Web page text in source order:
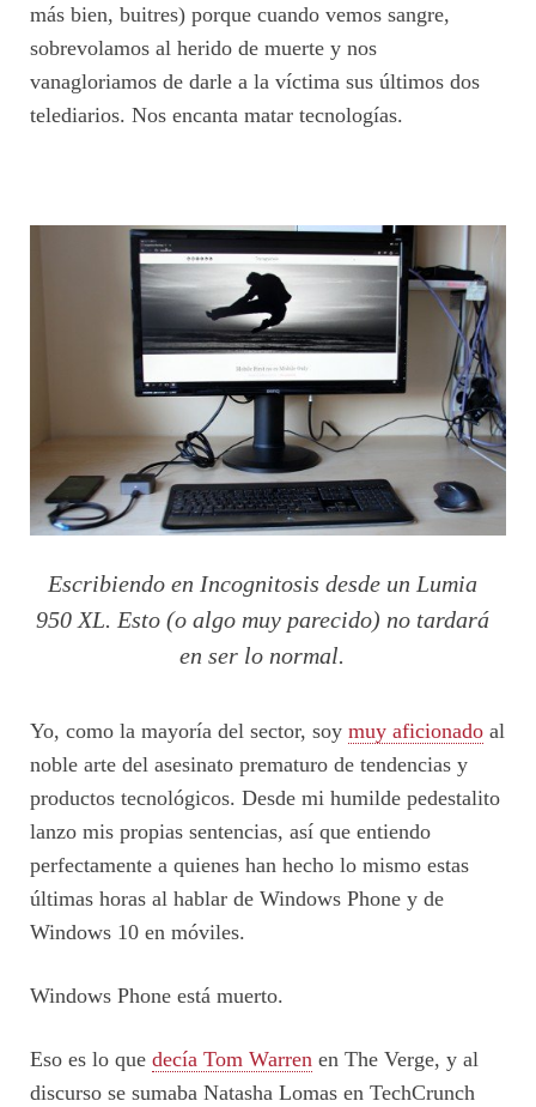
más bien, buitres) porque cuando vemos sangre,
sobrevolamos al herido de muerte y nos
vanagloriamos de darle a la víctima sus últimos dos
telediarios. Nos encanta matar tecnologías.
Escribiendo en Incognitosis desde un Lumia
950 XL. Esto (o algo muy parecido) no tardará
en ser lo normal.
Yo, como la mayoría del sector, soy muy aficionado al
noble arte del asesinato prematuro de tendencias y
productos tecnológicos. Desde mi humilde pedestalito
lanzo mis propias sentencias, así que entiendo
perfectamente a quienes han hecho lo mismo estas
últimas horas al hablar de Windows Phone y de
Windows 10 en móviles.
Windows Phone está muerto.
Eso es lo que decía Tom Warren en The Verge, y al
discurso se sumaba Natasha Lomas en TechCrunch